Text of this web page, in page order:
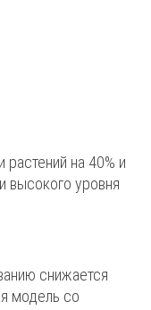
на 40% и
высокого уровня
снижается
модель со